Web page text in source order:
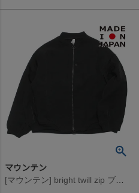
マウンテン
[マウンテン] bright twill zip ブルゾン ブラック